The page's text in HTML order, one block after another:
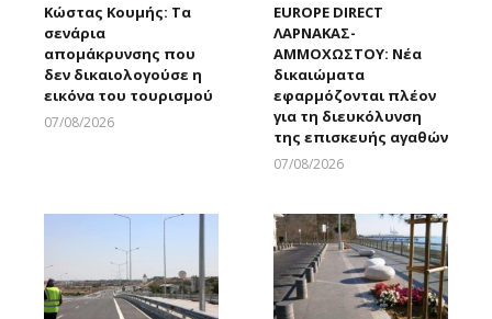
Κώστας Κουμής: Τα
σενάρια
απομάκρυνσης που
δεν δικαιολογούσε η
εικόνα του τουρισμού
07/08/2026
EUROPE DIRECT
ΛΑΡΝΑΚΑΣ-
ΑΜΜΟΧΩΣΤΟΥ: Νέα
δικαιώματα
εφαρμόζονται πλέον
για τη διευκόλυνση
της επισκευής αγαθών
07/08/2026